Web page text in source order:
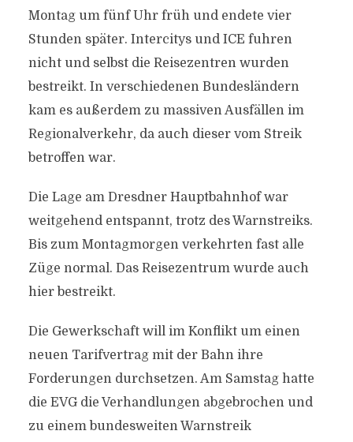
Montag um fünf Uhr früh und endete vier
Stunden später. Intercitys und ICE fuhren
nicht und selbst die Reisezentren wurden
bestreikt. In verschiedenen Bundesländern
kam es außerdem zu massiven Ausfällen im
Regionalverkehr, da auch dieser vom Streik
betroffen war.
Die Lage am Dresdner Hauptbahnhof war
weitgehend entspannt, trotz des Warnstreiks.
Bis zum Montagmorgen verkehrten fast alle
Züge normal. Das Reisezentrum wurde auch
hier bestreikt.
Die Gewerkschaft will im Konflikt um einen
neuen Tarifvertrag mit der Bahn ihre
Forderungen durchsetzen. Am Samstag hatte
die EVG die Verhandlungen abgebrochen und
zu einem bundesweiten Warnstreik